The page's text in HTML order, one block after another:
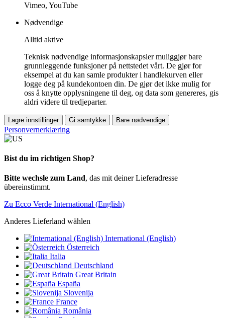
Vimeo, YouTube
Nødvendige
Alltid aktive
Teknisk nødvendige informasjonskapsler muliggjør bare
grunnleggende funksjoner på nettstedet vårt. De gjør for
eksempel at du kan samle produkter i handlekurven eller
logge deg på kundekontoen din. De gjør det ikke mulig for
oss å knytte opplysningene til deg, og data som genereres, gis
aldri videre til tredjeparter.
Lagre innstillinger Gi samtykke Bare nødvendige
Personvernerklæring
Bist du im richtigen Shop?
Bitte wechsle zum Land, das mit deiner Lieferadresse
übereinstimmt.
Zu Ecco Verde International (English)
Anderes Lieferland wählen
International (English)
Österreich
Italia
Deutschland
Great Britain
España
Slovenija
France
România